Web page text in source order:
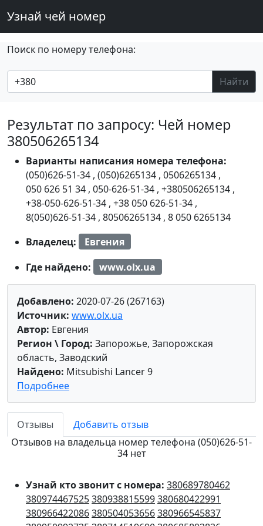
Узнай чей номер
Поиск по номеру телефона:
Найти
Результат по запросу: Чей номер
380506265134
Варианты написания номера телефона:
(050)626-51-34 , (050)6265134 , 0506265134 ,
050 626 51 34 , 050-626-51-34 , +380506265134 ,
+38-050-626-51-34 , +38 050 626-51-34 ,
8(050)626-51-34 , 80506265134 , 8 050 6265134
Владелец:
Евгения
Где найдено:
www.olx.ua
Добавлено: 2020-07-26 (267163)
Источник: www.olx.ua
Автор: Евгения
Регион \ Город: Запорожье, Запорожская
область, Заводский
Найдено: Mitsubishi Lancer 9
Подробнее
Отзывы
Добавить отзыв
Отзывов на владельца номер телефона (050)626-51-
34 нет
Узнай кто звонит с номера: 380689780462
380974467525380938815599380680422991
380966422086380504053656380966545837